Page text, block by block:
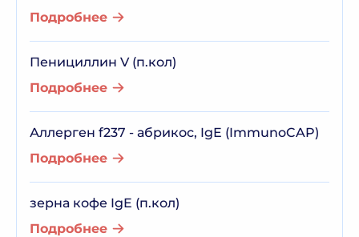
Подробнее
Пенициллин V (п.кол)
Подробнее
Аллерген f237 - абрикос, IgE (ImmunoCAP)
Подробнее
зерна кофе IgE (п.кол)
Подробнее